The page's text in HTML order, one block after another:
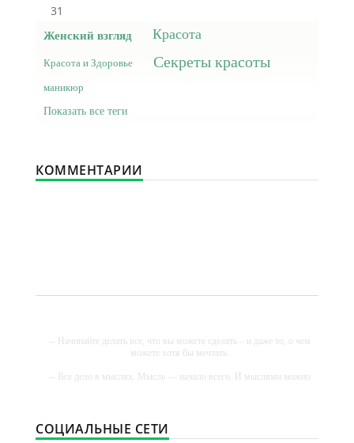
31
Женский взгляд Красота
Красота и Здоровье Секреты красоты
маникюр
Показать все теги
КОММЕНТАРИИ
-- Начинайте делать все, что вы можете сделать – и даже то, о чем
можете хотя бы мечтать.
-- Все дело в мыслях. Мысль — начало всего. И мыслями можно
-- Идите уверенно по направлению к мечте. Живите той жизнью,
которую вы сами себе придумали.
СОЦИАЛЬНЫЕ СЕТИ